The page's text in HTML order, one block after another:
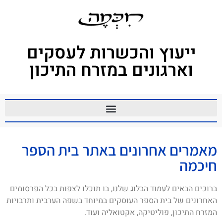
ייעוץ והכשרות לעסקים
וארגונים במזרח התיכון
מאמרים אחרונים באתר בית הספר
חיכמה
ברוכים הבאים לעמוד הבלוג שלנו, בו תוכלו לצפות בכל הפרסומים
האחרונים של בית הספר העוסקים במיוחד בשפה הערבית ותרבויות
המזרח התיכון, פוליטיקה, אקטואליה ועוד.